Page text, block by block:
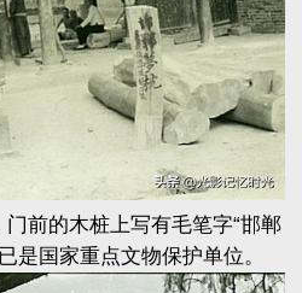
前的木桩上写有毛笔字“邯郸
是国家重点文物保护单位。